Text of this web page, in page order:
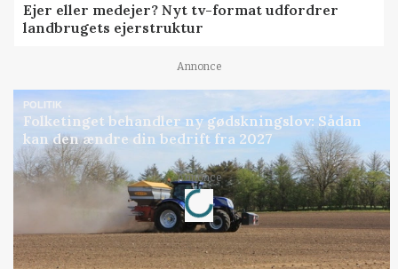
Ejer eller medejer? Nyt tv-format udfordrer
landbrugets ejerstruktur
Annonce
POLITIK
Folketinget behandler ny gødskningslov: Sådan
kan den ændre din bedrift fra 2027
Annonce
Loading...